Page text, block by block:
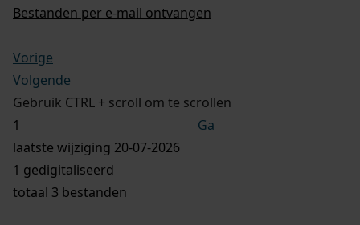
Bestanden per e-mail ontvangen
Vorige
Volgende
Gebruik CTRL + scroll om te scrollen
Ga
laatste wijziging 20-07-2026
1 gedigitaliseerd
totaal 3 bestanden